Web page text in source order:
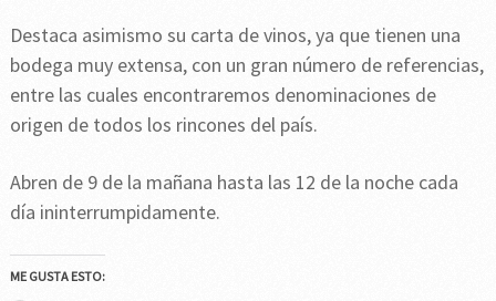
Destaca asimismo su carta de vinos, ya que tienen una
bodega muy extensa, con un gran número de referencias,
entre las cuales encontraremos denominaciones de
origen de todos los rincones del país.
Abren de 9 de la mañana hasta las 12 de la noche cada
día ininterrumpidamente.
ME GUSTA ESTO: